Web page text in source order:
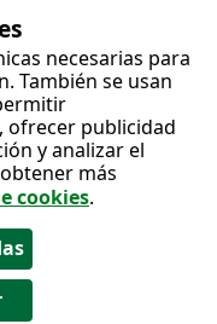
necesarias para
También se usan
ofrecer publicidad
y analizar el
más
cookies.